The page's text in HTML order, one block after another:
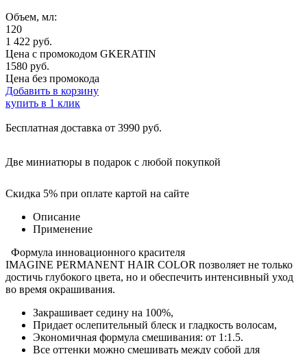
Объем, мл:
120
1 422 руб.
Цена с промокодом GKERATIN
1580 руб.
Цена без промокода
Добавить в корзину
купить в 1 клик
Бесплатная доставка от 3990 руб.
Две миниатюры в подарок с любой покупкой
Скидка 5% при оплате картой на сайте
Описание
Применение
Формула инновационного красителя
IMAGINE PERMANENT HAIR COLOR позволяет не только
достичь глубокого цвета, но и обеспечить интенсивный уход
во время окрашивания.
Закрашивает седину на 100%,
Придает ослепительный блеск и гладкость волосам,
Экономичная формула смешивания: от 1:1.5.
Все оттенки можно смешивать между собой для